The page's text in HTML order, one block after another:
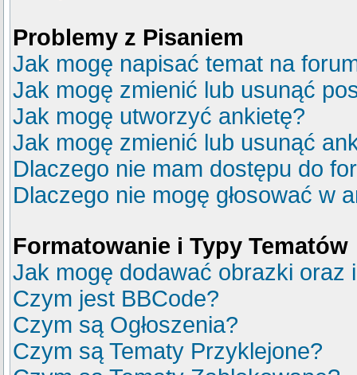
Problemy z Pisaniem
Jak mogę napisać temat na
Jak mogę zmienić lub usunąć
Jak mogę utworzyć ankietę?
Jak mogę zmienić lub usunąć
Dlaczego nie mam dostępu do
Dlaczego nie mogę głosować w
Formatowanie i Typy Tematów
Jak mogę dodawać obrazki oraz
Czym jest BBCode?
Czym są Ogłoszenia?
Czym są Tematy Przyklejone?